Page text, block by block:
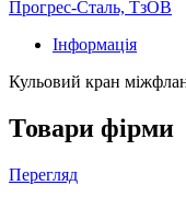
Прогрес-Сталь, ТзОВ
Інформація
Кульовий кран
Товари фірми
Перегляд